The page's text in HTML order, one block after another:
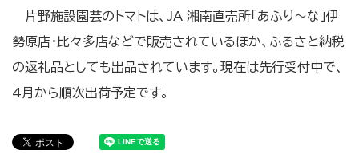
片野施設園芸のトマトは、JA 湘南直売所「あふり～な」伊
勢原店・比々多店などで販売されているほか、ふるさと納税
の返礼品としても出品されています。現在は先行受付中で、
4月から順次出荷予定です。